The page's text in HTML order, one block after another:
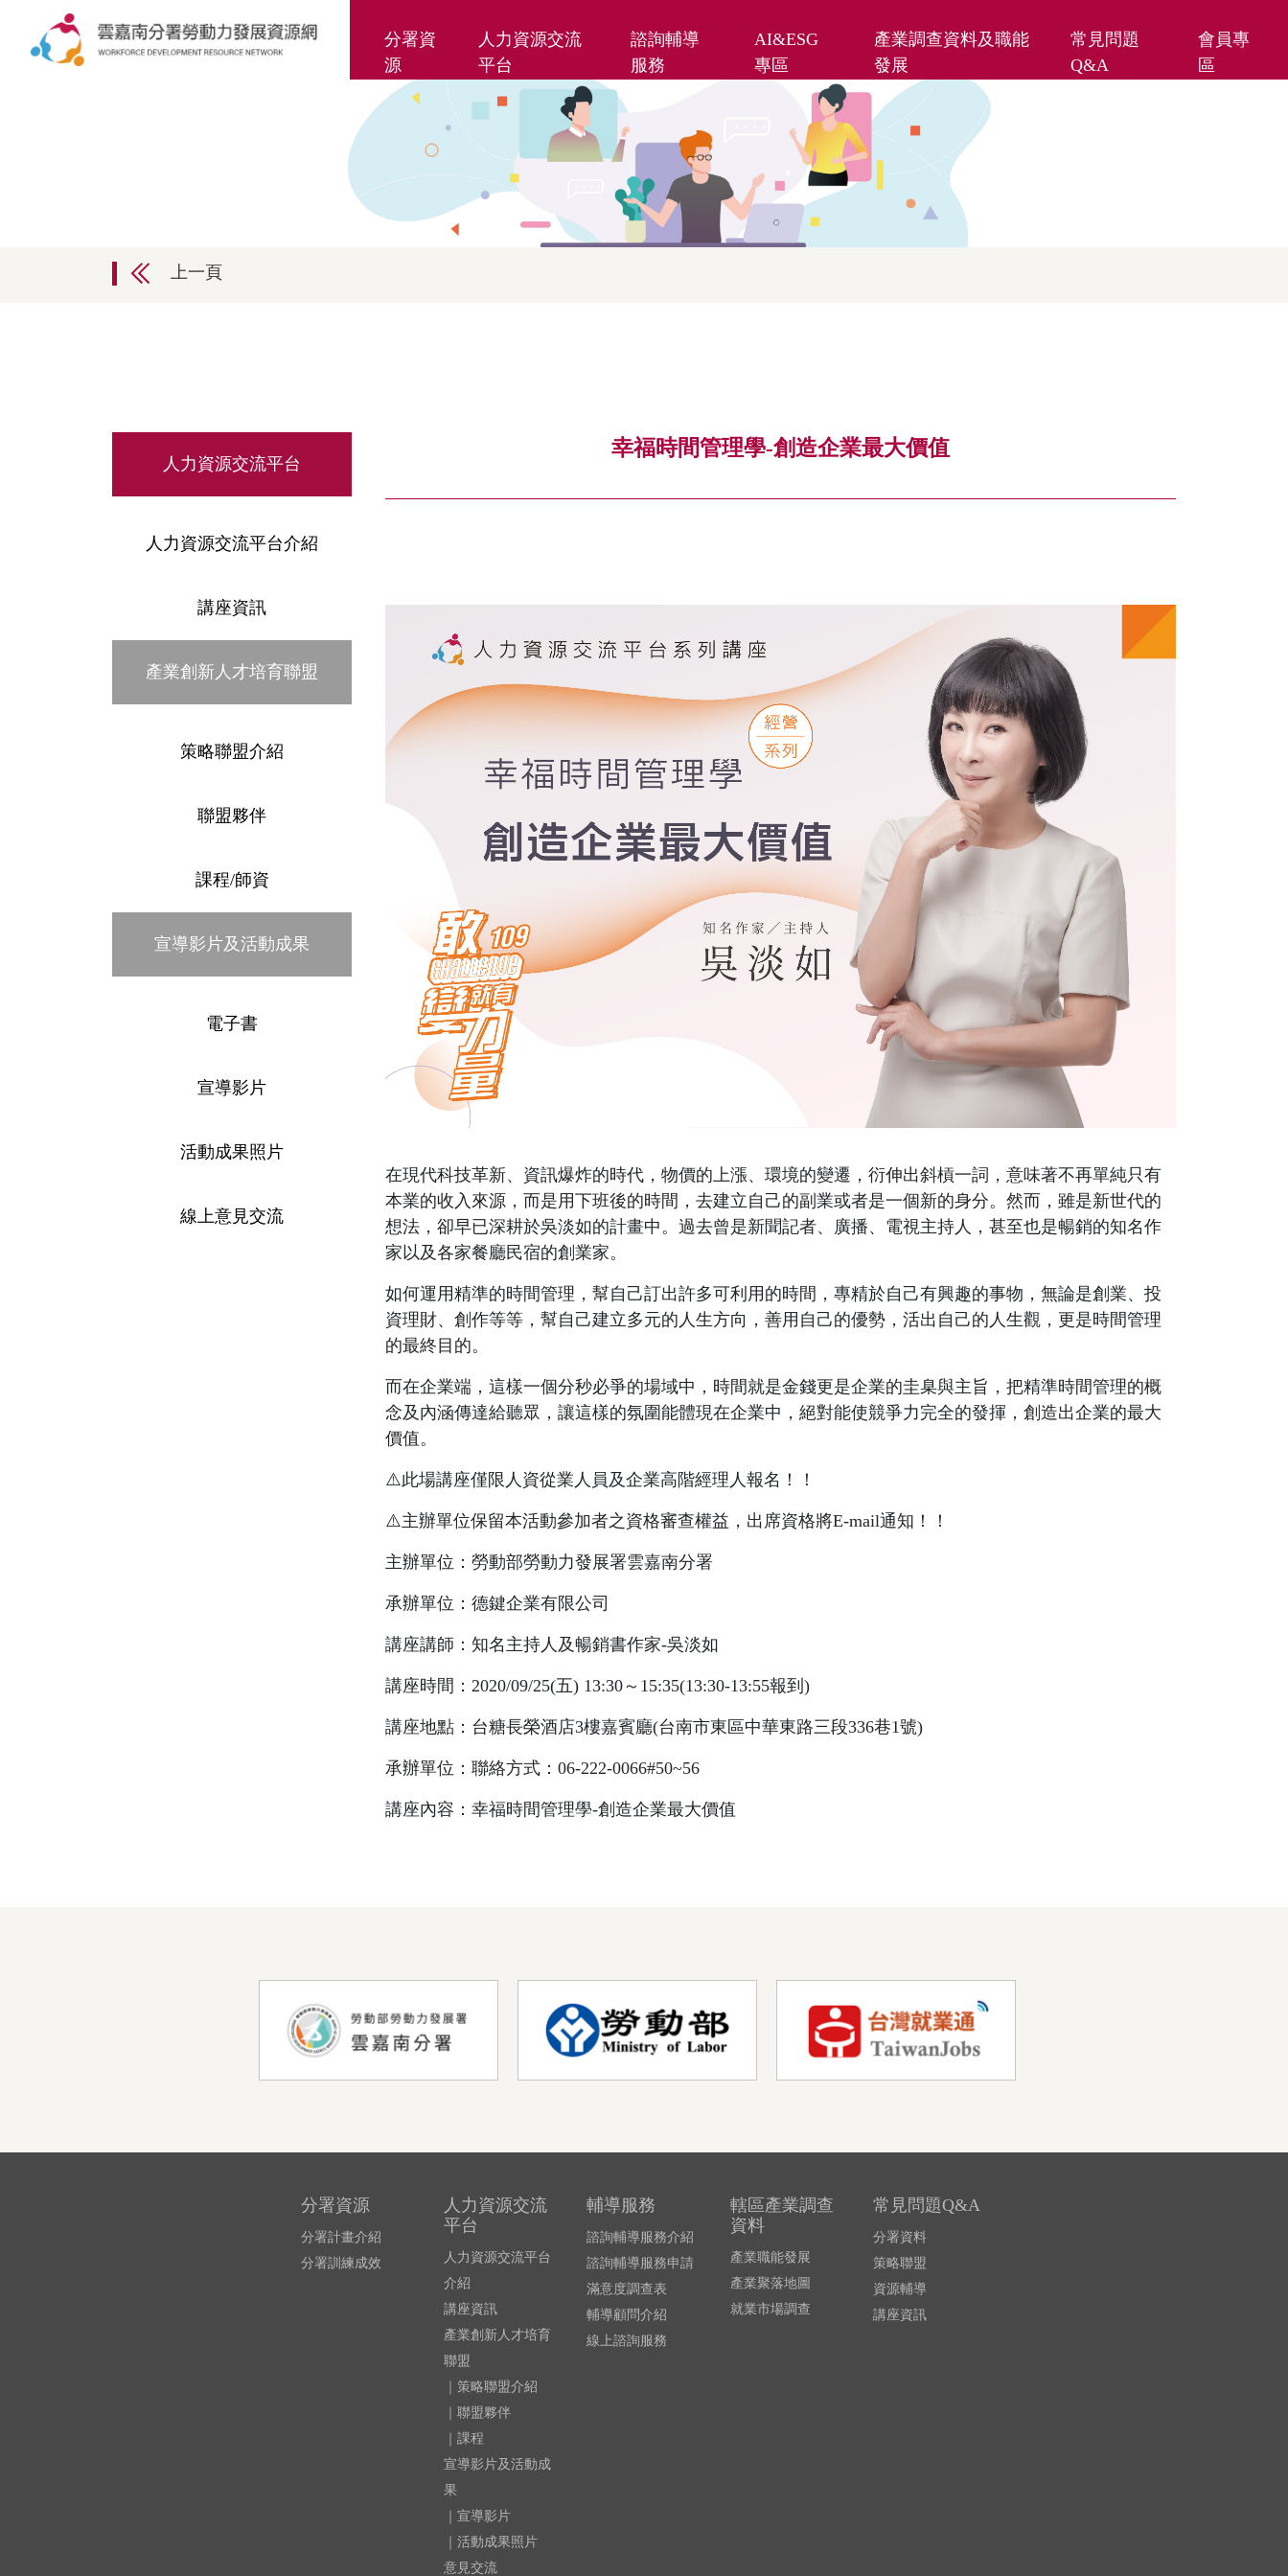
分署資
源
人力資源交流
平台
諮詢輔導
服務
AI&ESG
專區
產業調查資料及職能
發展
常見問題
Q&A
會員專
區
上一頁
人力資源交流平台
人力資源交流平台介紹
講座資訊
產業創新人才培育聯盟
策略聯盟介紹
聯盟夥伴
課程/師資
宣導影片及活動成果
電子書
宣導影片
活動成果照片
線上意見交流
幸福時間管理學-創造企業最大價值
在現代科技革新、資訊爆炸的時代，物價的上漲、環境的變遷，衍伸出斜槓一詞，意味著不再單純只有
本業的收入來源，而是用下班後的時間，去建立自己的副業或者是一個新的身分。然而，雖是新世代的
想法，卻早已深耕於吳淡如的計畫中。過去曾是新聞記者、廣播、電視主持人，甚至也是暢銷的知名作
家以及各家餐廳民宿的創業家。
如何運用精準的時間管理，幫自己訂出許多可利用的時間，專精於自己有興趣的事物，無論是創業、投
資理財、創作等等，幫自己建立多元的人生方向，善用自己的優勢，活出自己的人生觀，更是時間管理
的最終目的。
而在企業端，這樣一個分秒必爭的場域中，時間就是金錢更是企業的圭臬與主旨，把精準時間管理的概
念及內涵傳達給聽眾，讓這樣的氛圍能體現在企業中，絕對能使競爭力完全的發揮，創造出企業的最大
價值。
⚠️此場講座僅限人資從業人員及企業高階經理人報名！！
⚠️主辦單位保留本活動參加者之資格審查權益，出席資格將E-mail通知！！
主辦單位：勞動部勞動力發展署雲嘉南分署
承辦單位：德鍵企業有限公司
講座講師：知名主持人及暢銷書作家-吳淡如
講座時間：2020/09/25(五) 13:30～15:35(13:30-13:55報到)
講座地點：台糖長榮酒店3樓嘉賓廳(台南市東區中華東路三段336巷1號)
承辦單位：聯絡方式：06-222-0066#50~56
講座內容：幸福時間管理學-創造企業最大價值
分署資源
分署計畫介紹
分署訓練成效
人力資源交流
平台
人力資源交流平台
介紹
講座資訊
產業創新人才培育
聯盟
｜策略聯盟介紹
｜聯盟夥伴
｜課程
宣導影片及活動成
果
｜宣導影片
｜活動成果照片
意見交流
輔導服務
諮詢輔導服務介紹
諮詢輔導服務申請
滿意度調查表
輔導顧問介紹
線上諮詢服務
轄區產業調查
資料
產業職能發展
產業聚落地圖
就業市場調查
常見問題Q&A
分署資料
策略聯盟
資源輔導
講座資訊